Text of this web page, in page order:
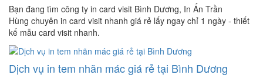
Bạn đang tìm công ty in card visit Bình Dương, In Ấn Trần
Hùng chuyên in card visit nhanh giá rẻ lấy ngay chỉ 1 ngày - thiết
kế mẫu card visit nhanh.
Dịch vụ in tem nhãn mác giá rẻ tại Bình Dương